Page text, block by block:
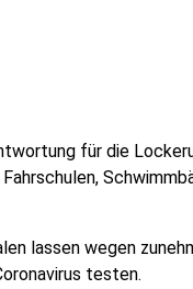
für die
lassen wegen
testen.